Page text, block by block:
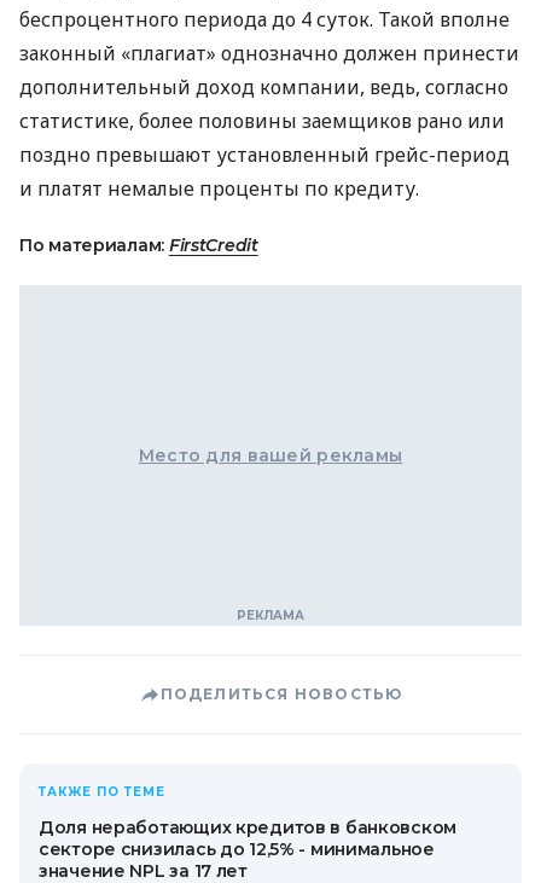
беспроцентного периода до 4 суток. Такой вполне
законный «плагиат» однозначно должен принести
дополнительный доход компании, ведь, согласно
статистике, более половины заемщиков рано или
поздно превышают установленный грейс-период
и платят немалые проценты по кредиту.
По материалам: FirstCredit
Место для вашей рекламы
ПОДЕЛИТЬСЯ НОВОСТЬЮ
ТАКЖЕ ПО ТЕМЕ
Доля неработающих кредитов в банковском
секторе снизилась до 12,5% - минимальное
значение NPL за 17 лет